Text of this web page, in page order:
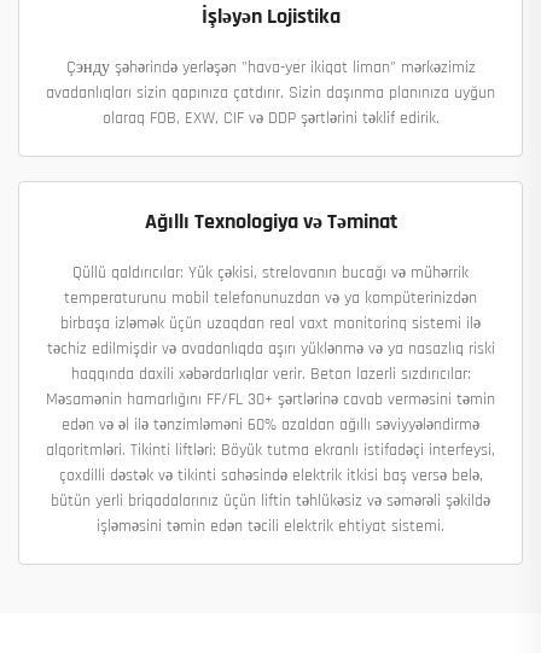
İşləyən Lojistika
Çэнду şəhərində yerləşən "hava-yer ikiqat liman" mərkəzimiz
avadanlıqları sizin qapınıza çatdırır. Sizin daşınma planınıza uyğun
olaraq FOB, EXW, CIF və DDP şərtlərini təklif edirik.
Ağıllı Texnologiya və Təminat
Qüllü qaldırıcılar: Yük çəkisi, strelovanın bucağı və mühərrik
temperaturunu mobil telefonunuzdan və ya kompüterinizdən
birbaşa izləmək üçün uzaqdan real vaxt monitorinq sistemi ilə
təchiz edilmişdir və avadanlıqda aşırı yüklənmə və ya nasazlıq riski
haqqında daxili xəbərdarlıqlar verir. Beton lazerli sızdırıcılar:
Məsamənin hamarlığını FF/FL 30+ şərtlərinə cavab verməsini təmin
edən və əl ilə tənzimləməni 60% azaldan ağıllı səviyyələndirmə
alqoritmləri. Tikinti liftləri: Böyük tutma ekranlı istifadəçi interfeysi,
çoxdilli dəstək və tikinti sahəsində elektrik itkisi baş versə belə,
bütün yerli briqadalarınız üçün liftin təhlükəsiz və səmərəli şəkildə
işləməsini təmin edən təcili elektrik ehtiyat sistemi.